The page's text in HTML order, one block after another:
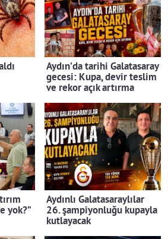
Aydın’da tarihi Galatasaray
gecesi: Kupa, devir teslim
ve rekor açık artırma
yok?”
Aydınlı Galatasaraylılar
26. şampiyonluğu kupayla
kutlayacak